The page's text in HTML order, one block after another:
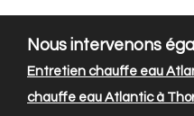
Nous intervenons
Entretien chauffe eau
chauffe eau Atlantic à